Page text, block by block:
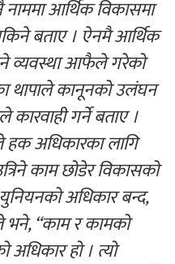
आर्थिक विकासमा
बताए । ऐनमै आर्थिक
व्यवस्था आफैले गरेको
थापाले कानूनको उलंघन
कारवाही गर्ने बताए ।
अधिकारका लागि
काम छोडेर विकासको
युनियनको अधिकार बन्द,
भने, “काम र कामको
अधिकार हो । त्यो